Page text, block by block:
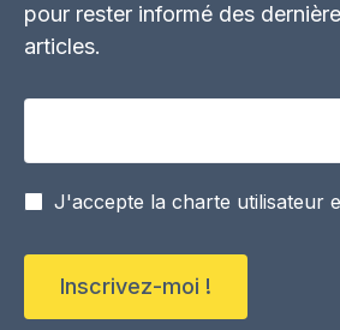
pour rester informé des
articles.
J'accepte la charte utilisateur
Inscrivez-moi !